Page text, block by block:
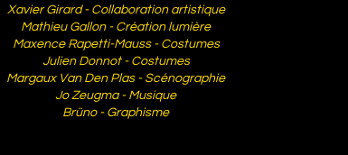
Xavier Girard - Collaboration artistique
Mathieu Gallon - Création lumière
Maxence Rapetti-Mauss - Costumes
Julien Donnot - Costumes
Margaux Van Den Plas - Scénographie
Jo Zeugma - Musique
Brüno - Graphisme